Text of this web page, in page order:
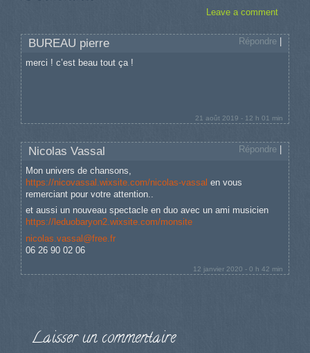
Leave a comment
BUREAU pierre Répondre
merci ! c’est beau tout ça !
21 août 2019 - 12 h 01 min
Nicolas Vassal Répondre
Mon univers de chansons,
https://nicovassal.wixsite.com/nicolas-vassal en vous
remerciant pour votre attention..
et aussi un nouveau spectacle en duo avec un ami musicien
https://leduobaryon2.wixsite.com/monsite
nicolas.vassal@free.fr
06 26 90 02 06
12 janvier 2020 - 0 h 42 min
Laisser un commentaire